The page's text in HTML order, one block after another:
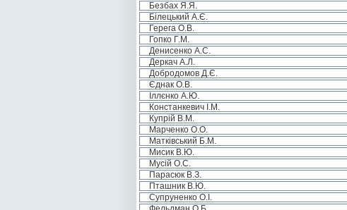
Безбах Я.Я.
Білецький А.Є.
Герега О.В.
Гопко Г.М.
Денисенко А.С.
Деркач А.Л.
Добродомов Д.Є.
Єднак О.В.
Іллєнко А.Ю.
Констанкевич І.М.
Купрій В.М.
Марченко О.О.
Матківський Б.М.
Мисик В.Ю.
Мусій О.С.
Парасюк В.З.
Пташник В.Ю.
Супруненко О.І.